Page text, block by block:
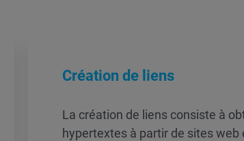
Création de liens
La création de liens consiste à
hypertextes à partir de sites web